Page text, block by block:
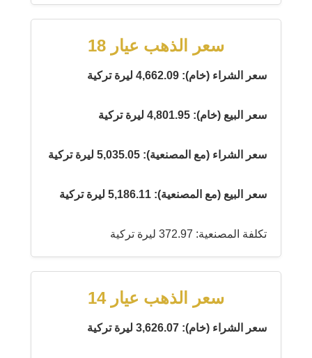
سعر الذهب عيار 18
سعر الشراء (خام): 4,662.09 ليرة تركية
سعر البيع (خام): 4,801.95 ليرة تركية
سعر الشراء (مع المصنعية): 5,035.05 ليرة تركية
سعر البيع (مع المصنعية): 5,186.11 ليرة تركية
تكلفة المصنعية: 372.97 ليرة تركية
سعر الذهب عيار 14
سعر الشراء (خام): 3,626.07 ليرة تركية